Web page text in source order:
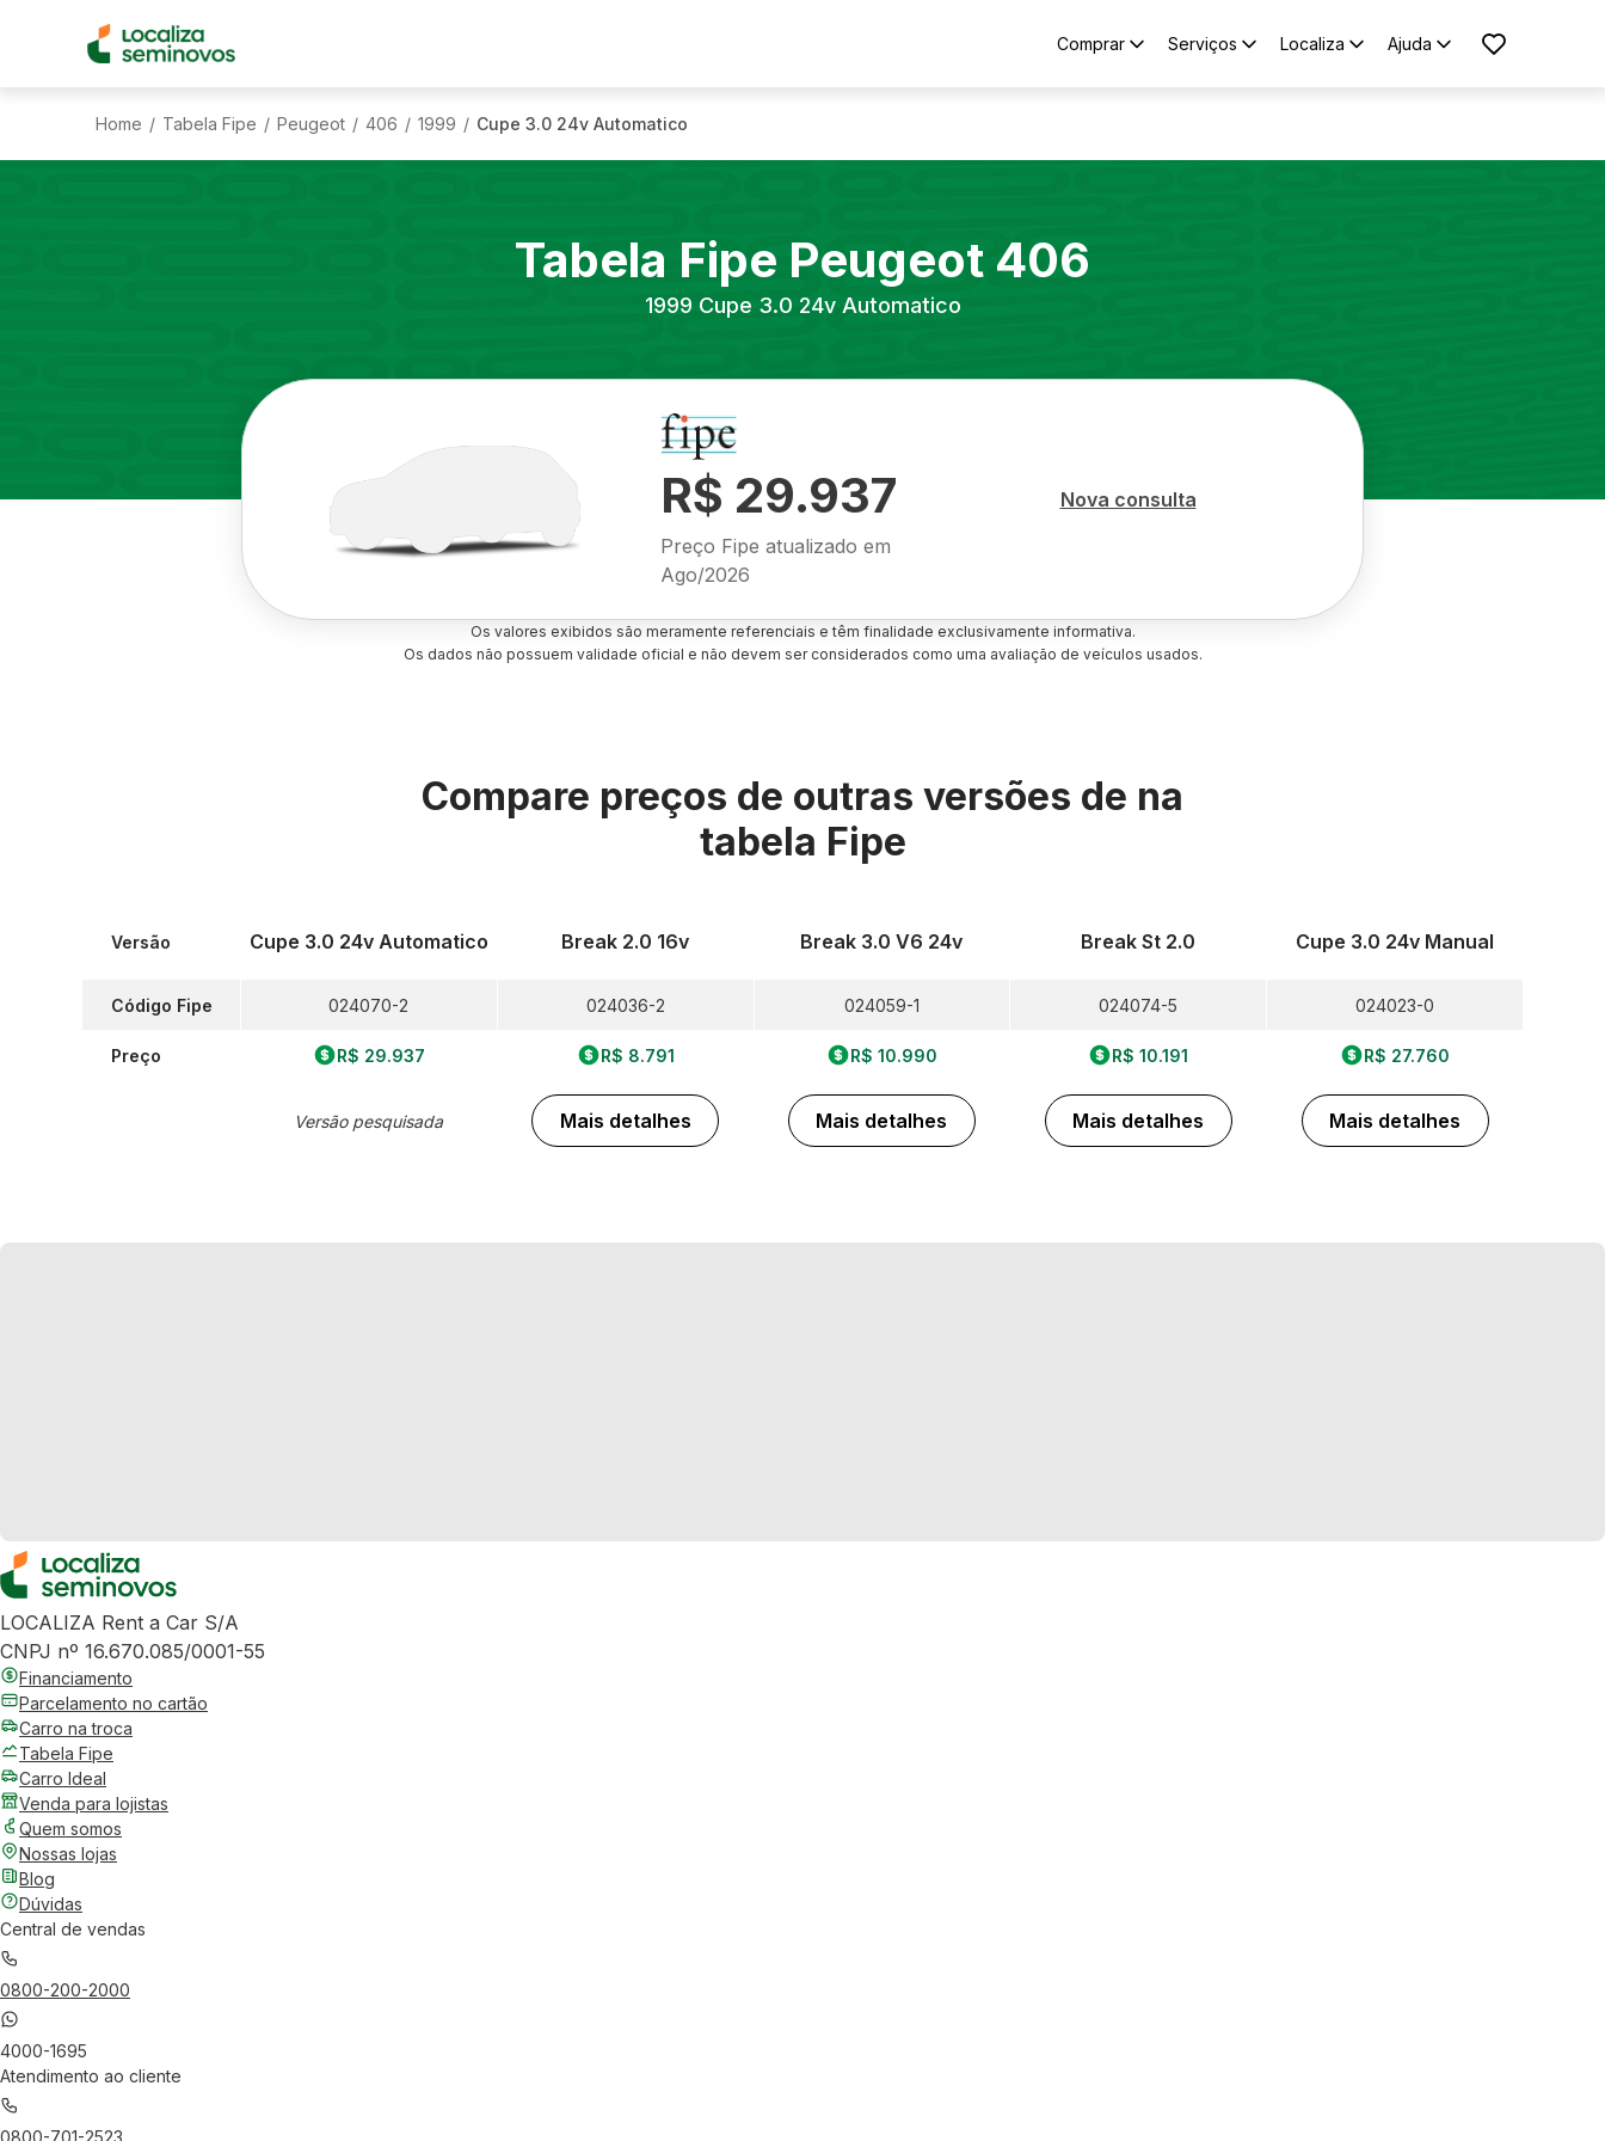
Comprar Serviços Localiza Ajuda
Home / Tabela Fipe / Peugeot / 406 / 1999 / Cupe 3.0 24v Automatico
Tabela Fipe Peugeot 406
1999 Cupe 3.0 24v Automatico
R$ 29.937
Preço Fipe atualizado em
Ago/2026
Nova consulta
Os valores exibidos são meramente referenciais e têm finalidade exclusivamente informativa.
Os dados não possuem validade oficial e não devem ser considerados como uma avaliação de veículos usados.
Compare preços de outras versões de na
tabela Fipe
Versão
Código Fipe
Preço
Cupe 3.0 24v Automatico
024070-2
R$ 29.937
Versão pesquisada
Break 2.0 16v
024036-2
R$ 8.791
Mais detalhes
Break 3.0 V6 24v
024059-1
R$ 10.990
Mais detalhes
Break St 2.0
024074-5
R$ 10.191
Mais detalhes
Cupe 3.0 24v Manual
024023-0
R$ 27.760
Mais detalhes
LOCALIZA Rent a Car S/A
CNPJ nº 16.670.085/0001-55
Financiamento
Parcelamento no cartão
Carro na troca
Tabela Fipe
Carro Ideal
Venda para lojistas
Quem somos
Nossas lojas
Blog
Dúvidas
Central de vendas
0800-200-2000
4000-1695
Atendimento ao cliente
0800-701-2523